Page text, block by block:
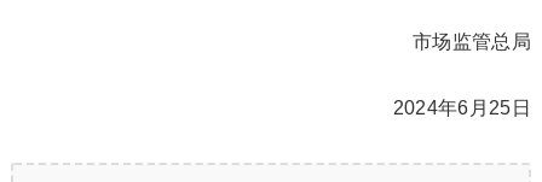
市场监管总局
2024年6月25日